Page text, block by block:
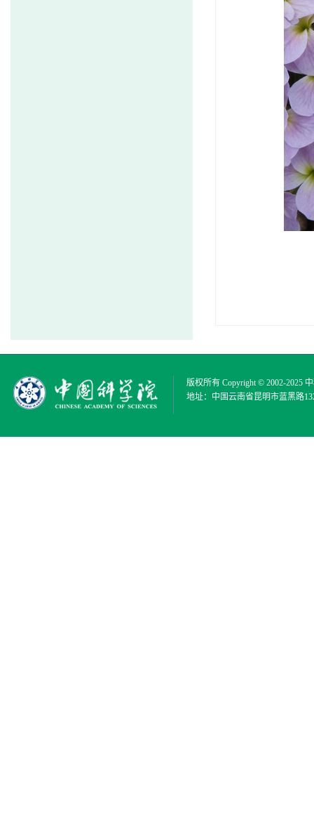
版权所有 Copyright © 2002-2025
地址：中国云南省昆明市蓝黑路